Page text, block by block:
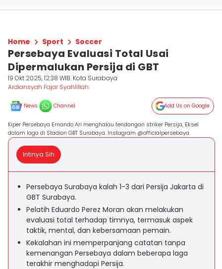
Home Sport Soccer
Persebaya Evaluasi Total Usai
Dipermalukan Persija di GBT
19 Okt 2025, 12:38 WIB Kota Surabaya
Ardiansyah Fajar Syahlillah
News Channel Add Us on Google
Kiper Persebaya Ernando Ari menghalau tendangan striker Persija, Eksel
dalam laga di Stadion GBT Surabaya. Instagram @officialpersebaya.
Intinya Sih
Persebaya Surabaya kalah 1-3 dari Persija Jakarta di
GBT Surabaya.
Pelatih Eduardo Perez Moran akan melakukan
evaluasi total terhadap timnya, termasuk aspek
taktik, mental, dan kebersamaan pemain.
Kekalahan ini memperpanjang catatan tanpa
kemenangan Persebaya dalam beberapa laga
terakhir menghadapi Persija.